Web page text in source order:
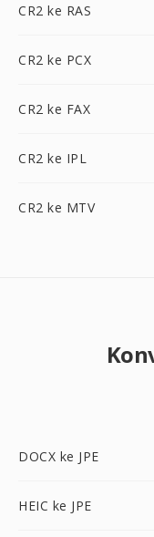
CR2 ke RAS
CR2 ke PCX
CR2 ke FAX
CR2 ke IPL
CR2 ke MTV
DOCX ke JPE
HEIC ke JPE